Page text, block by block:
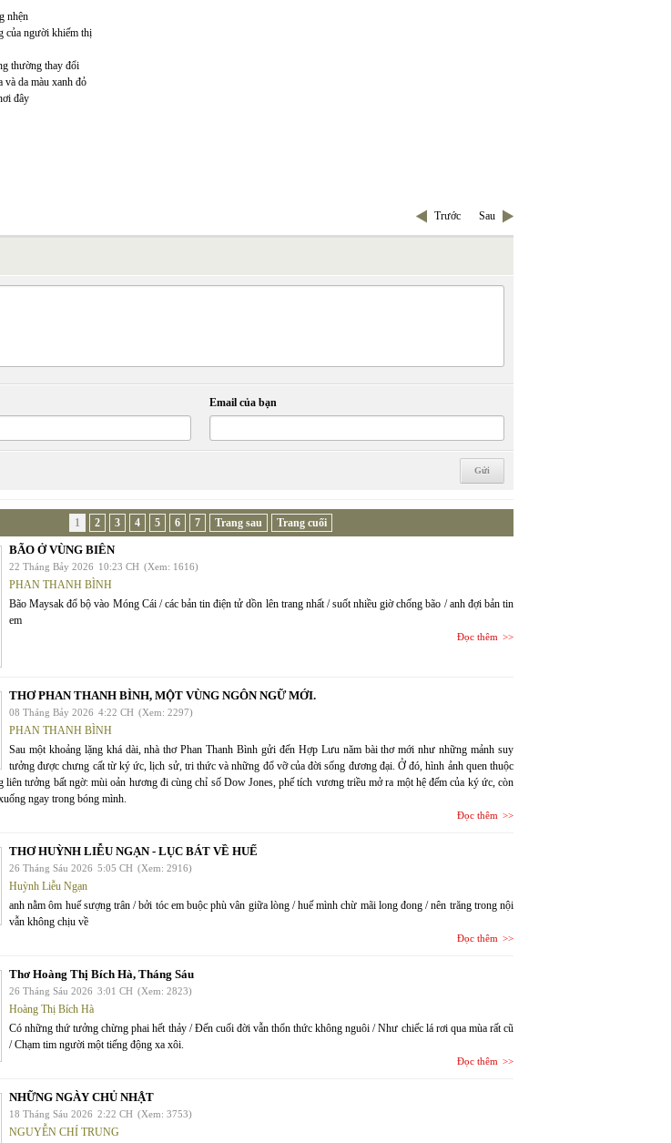
nhện
của người khiếm thị
thường thay đổi
và da màu xanh đỏ
đây
Trước Sau
Email của bạn
1 2 3 4 5 6 7 Trang sau Trang cuối
BÃO Ở VÙNG BIÊN
22 Tháng Bảy 2026 10:23 CH (Xem: 1616)
PHAN THANH BÌNH
Bão Maysak đổ bộ vào Móng Cái / các bản tin điện tử dồn lên trang nhất / suốt nhiều giờ chống bão / anh đợi bản tin
em
Đọc thêm
THƠ PHAN THANH BÌNH, MỘT VÙNG NGÔN NGỮ MỚI.
08 Tháng Bảy 2026 4:22 CH (Xem: 2297)
PHAN THANH BÌNH
Sau một khoảng lặng khá dài, nhà thơ Phan Thanh Bình gửi đến Hợp Lưu năm bài thơ mới như những mảnh suy
tưởng được chưng cất từ ký ức, lịch sử, tri thức và những đổ vỡ của đời sống đương đại. Ở đó, hình ảnh quen thuộc
liên tưởng bất ngờ: mùi oản hương đi cùng chỉ số Dow Jones, phế tích vương triều mở ra một hệ đếm của ký ức, còn
ngay trong bóng mình.
Đọc thêm
THƠ HUỲNH LIỄU NGẠN - LỤC BÁT VỀ HUẾ
26 Tháng Sáu 2026 5:05 CH (Xem: 2916)
Huỳnh Liễu Ngạn
anh nằm ôm huế sượng trân / bởi tóc em buộc phù vân giữa lòng / huế mình chừ mãi long đong / nên trăng trong nội
vẫn không chịu về
Đọc thêm
Thơ Hoàng Thị Bích Hà, Tháng Sáu
26 Tháng Sáu 2026 3:01 CH (Xem: 2823)
Hoàng Thị Bích Hà
Có những thứ tưởng chừng phai hết thảy / Đến cuối đời vẫn thổn thức không nguôi / Như chiếc lá rơi qua mùa rất cũ
/ Chạm tim người một tiếng động xa xôi.
Đọc thêm
NHỮNG NGÀY CHỦ NHẬT
18 Tháng Sáu 2026 2:22 CH (Xem: 3753)
NGUYỄN CHÍ TRUNG